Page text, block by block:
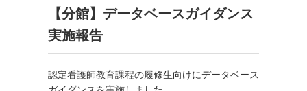
【分館】データベースガイダンス
実施報告
認定看護師教育課程の履修生向けにデータベース